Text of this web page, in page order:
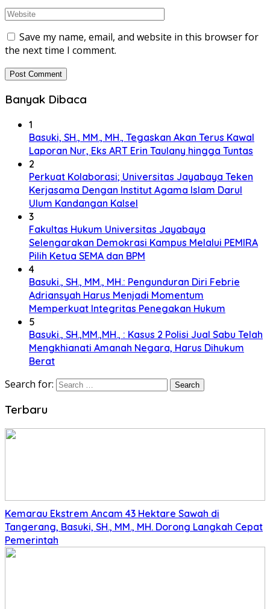
Save my name, email, and website in this browser for
the next time I comment.
Banyak Dibaca
1
Basuki, SH., MM., MH., Tegaskan Akan Terus Kawal
Laporan Nur, Eks ART Erin Taulany hingga Tuntas
2
Perkuat Kolaborasi; Universitas Jayabaya Teken
Kerjasama Dengan Institut Agama Islam Darul
Ulum Kandangan Kalsel
3
Fakultas Hukum Universitas Jayabaya
Selengarakan Demokrasi Kampus Melalui PEMIRA
Pilih Ketua SEMA dan BPM
4
Basuki., SH., MM., MH.: Pengunduran Diri Febrie
Adriansyah Harus Menjadi Momentum
Memperkuat Integritas Penegakan Hukum
5
Basuki., SH.,MM.,MH., : Kasus 2 Polisi Jual Sabu Telah
Mengkhianati Amanah Negara, Harus Dihukum
Berat
Search for:
Terbaru
Kemarau Ekstrem Ancam 43 Hektare Sawah di
Tangerang, Basuki, SH., MM., MH. Dorong Langkah Cepat
Pemerintah